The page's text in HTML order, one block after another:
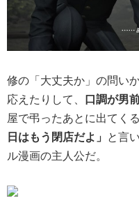
修の「大丈夫か」の問
応えたりして、 口調が男
屋で弔ったあとに出てく
日はもう閉店だよ」 と言
ル漫画の主人公だ。